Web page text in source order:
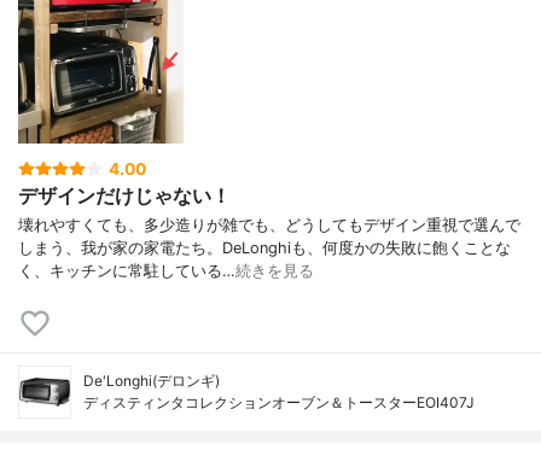
4.00
デザインだけじゃない！
壊れやすくても、多少造りが雑でも、どうしてもデザイン重視で選んで
しまう、我が家の家電たち。DeLonghiも、何度かの失敗に飽くことな
く、キッチンに常駐している…続きを見る
De'Longhi(デロンギ)
ディスティンタコレクションオーブン＆トースターEOI407J